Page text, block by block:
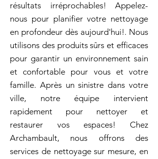
résultats irréprochables! Appelez-
nous pour planifier votre nettoyage
en profondeur dès aujourd'hui!. Nous
utilisons des produits sûrs et efficaces
pour garantir un environnement sain
et confortable pour vous et votre
famille. Après un sinistre dans votre
ville, notre équipe intervient
rapidement pour nettoyer et
restaurer vos espaces! Chez
Archambault, nous offrons des
services de nettoyage sur mesure, en